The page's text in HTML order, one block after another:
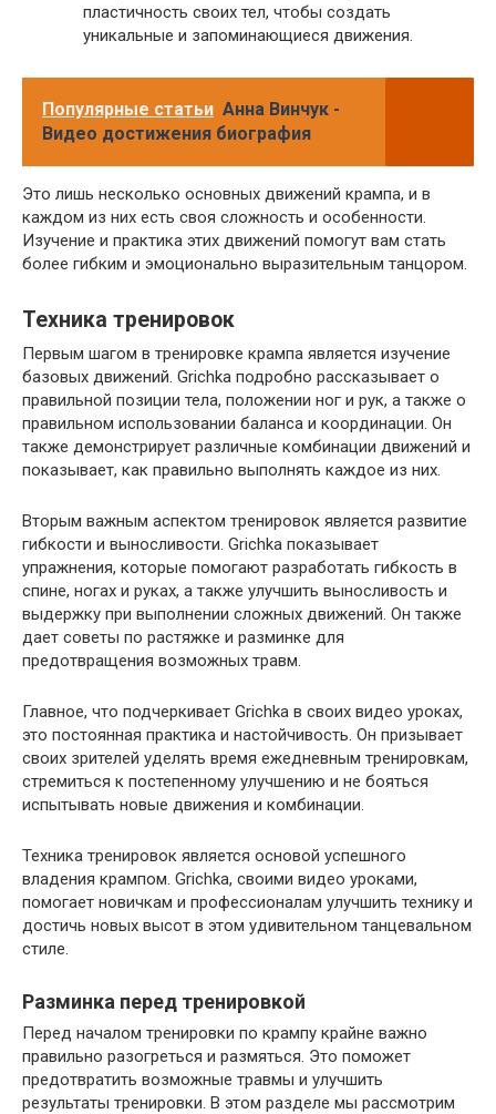
пластичность своих тел, чтобы создать
уникальные и запоминающиеся движения.
Популярные статьи Анна Винчук -
Видео достижения биография
Это лишь несколько основных движений крампа, и в
каждом из них есть своя сложность и особенности.
Изучение и практика этих движений помогут вам стать
более гибким и эмоционально выразительным танцором.
Техника тренировок
Первым шагом в тренировке крампа является изучение
базовых движений. Grichka подробно рассказывает о
правильной позиции тела, положении ног и рук, а также о
правильном использовании баланса и координации. Он
также демонстрирует различные комбинации движений и
показывает, как правильно выполнять каждое из них.
Вторым важным аспектом тренировок является развитие
гибкости и выносливости. Grichka показывает
упражнения, которые помогают разработать гибкость в
спине, ногах и руках, а также улучшить выносливость и
выдержку при выполнении сложных движений. Он также
дает советы по растяжке и разминке для
предотвращения возможных травм.
Главное, что подчеркивает Grichka в своих видео уроках,
это постоянная практика и настойчивость. Он призывает
своих зрителей уделять время ежедневным тренировкам,
стремиться к постепенному улучшению и не бояться
испытывать новые движения и комбинации.
Техника тренировок является основой успешного
владения крампом. Grichka, своими видео уроками,
помогает новичкам и профессионалам улучшить технику и
достичь новых высот в этом удивительном танцевальном
стиле.
Разминка перед тренировкой
Перед началом тренировки по крампу крайне важно
правильно разогреться и размяться. Это поможет
предотвратить возможные травмы и улучшить
результаты тренировки. В этом разделе мы рассмотрим